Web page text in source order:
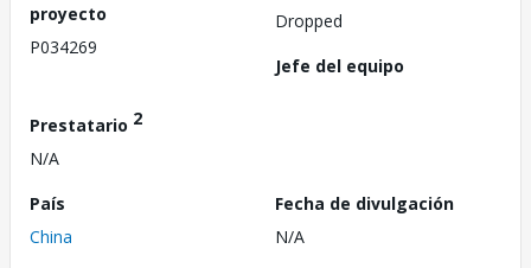
proyecto
P034269
Dropped
Jefe del equipo
Prestatario 2
N/A
País
China
Fecha de divulgación
N/A